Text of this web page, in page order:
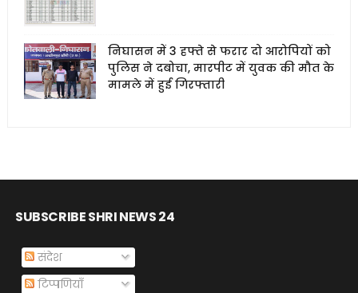
निघासन में 3 हफ्ते से फरार दो आरोपियों को
पुलिस ने दबोचा, मारपीट में युवक की मौत के
मामले में हुई गिरफ्तारी
SUBSCRIBE SHRI NEWS 24
संदेश
टिप्पणियाँ